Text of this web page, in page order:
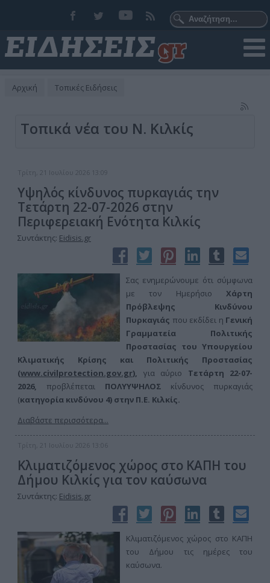
Αρχική Τοπικές Ειδήσεις
Τοπικά νέα του Ν. Κιλκίς
Τρίτη, 21 Ιουλίου 2026 13:09
Υψηλός κίνδυνος πυρκαγιάς την
Τετάρτη 22-07-2026 στην
Περιφερειακή Ενότητα Κιλκίς
Συντάκτης: Eidisis.gr
Σας ενημερώνουμε ότι σύμφωνα
με τον Ημερήσιο Χάρτη
Πρόβλεψης Κινδύνου
Πυρκαγιάς που εκδίδει η Γενική
Γραμματεία Πολιτικής
Προστασίας του Υπουργείου
Κλιματικής Κρίσης και Πολιτικής Προστασίας
(www.civilprotection.gov.gr), για αύριο Τετάρτη 22-07-
2026, προβλέπεται ΠΟΛΥΥΨΗΛΟΣ κίνδυνος πυρκαγιάς
(κατηγορία κινδύνου 4) στην Π.Ε. Κιλκίς.
Διαβάστε περισσότερα...
Τρίτη, 21 Ιουλίου 2026 13:06
Κλιματιζόμενος χώρος στο ΚΑΠΗ του
Δήμου Κιλκίς για τον καύσωνα
Συντάκτης: Eidisis.gr
Κλιματιζόμενος χώρος στο ΚΑΠΗ
του Δήμου τις ημέρες του
καύσωνα.